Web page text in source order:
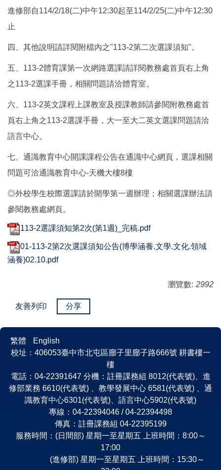
進修部自114/2/18(二)中午12:30起至114/2/25(二)中午12:30
止
四、其他說明請詳閱附檔內之"113-2第二次選課須知"。
五、113-2體育課第一次網路選課請詳閱教務處首頁右上角
之113-2選課手冊，相關問題請洽體育室。
六、113-2英文課程上課教室及授課教師請參閱附教務處首
頁右上角之113-2選課手冊，大一至大二英文選課問題請洽
語言中心。
七、通識教育中心開課課程公告在通識中心網頁，選課相關
問題可洽通識教育中心-天機大樓8樓
◎外校學生校際選課請於開學第一週辦理；相關選課辦法請
參閱教務處網頁。
113-2選課須知第2次(第1週)_完稿.pdf
01-113-2第2次選課須知公告(博學涵養.文學.文化.領域
涵養)02.10.pdf
瀏覽數: 2992
友善列印 分享
繁體
English
校址：406053臺中市北屯區廍子里廍子路666號 耕書樓一
樓
電話：04-22391647 分機：註冊課務組 8012(代表號)、進
修部業務 6610(代表號) 、教學發展中心 6581(代表號) 、通
識教育中心6301(代表號)、語言中心5902(代表號)
專線：04-22394046 / 04-22394498
傳真：註冊課務組 04-22395199
服務時間：(日間部) 星期一至星期五 上班時間：8:00～
17:00
(進修部) 星期一至星期五 上班時間：15:30～